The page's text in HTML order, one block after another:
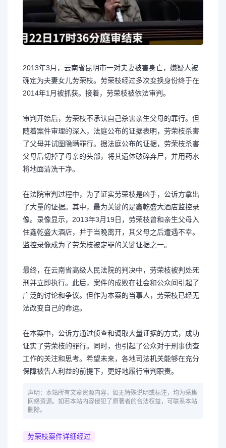
2013年3月，云南省昆明市一对夫妻被害身亡，嫌疑人被
确定为夫妻女儿劳荣枝。劳荣枝经过多次变换身份终于在
2014年1月被抓获。接着，劳荣枝被依法审判。
审判开始后，劳荣枝不承认自己杀害亲生父母的罪行。但
随着案件审理的深入，法庭公布的证据表明，劳荣枝杀害
了父母并试图隐瞒罪行。据法庭公布的证据，劳荣枝杀害
父母后切掉了母亲的头部，将其遗体破碎弃尸，并用药水
将地面清洗干净。
在法院审判过程中，为了证实劳荣枝是凶手，公诉方拿出
了大量的证据。其中，最为关键的是鑫乾盛大酒店监控录
像。录像显示，2013年3月19日，劳荣枝曾和亲生父母入
住鑫乾盛大酒店，并于当晚离开，其父母之后遭遇不幸。
监控录像成为了劳荣枝被定罪的关键证据之一。
最终，在云南省高级人民法院的判决中，劳荣枝被判处死
刑并立即执行。此后，案件的成败在社会和公众间引起了
广泛的讨论和争议。但作为本案的当事人，劳荣枝已经无
法改变自己的命运。
在本案中，公诉方通过侦查和调取大量证据的方式，成功
证实了劳荣枝的罪行。同时，也引起了公众对于刑事侦查
工作的关注和思考。希望未来，各地司法机关能够在充分
保障被告人利益的前提下，更好地履行审判职责。
声明：本站所有文章资源内容，如无特殊说明或标注，均为采集
网络资源。如若本站内容侵犯了原著者的合法权益，可联系本站
删除。
劳荣枝案件详细经过